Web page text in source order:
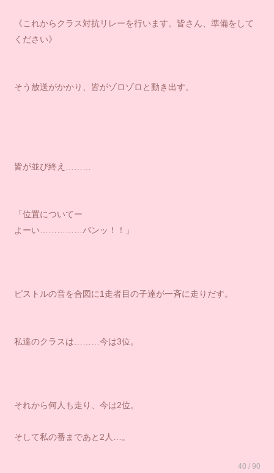
《これからクラス対抗リレーを行います。皆さん、準備をして
ください》
そう放送がかかり、皆がゾロゾロと動き出す。
皆が並び終え………
「位置についてー
よーい……………パンッ！！」
ピストルの音を合図に1走者目の子達が一斉に走りだす。
私達のクラスは………今は3位。
それから何人も走り、今は2位。
そして私の番まであと2人…。
40 / 90